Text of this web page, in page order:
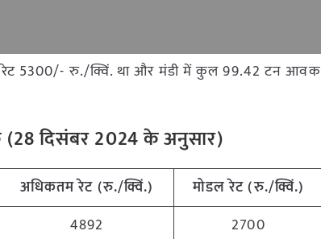
रेट 5300/- रु./क्विं. था और मंडी में कुल 99.42 टन आवक
(28दिसंबर2024के अनुसार)
अधिकतम रेट (रु./क्विं.) मोडल रेट(रु./क्विं.)
4892 2700